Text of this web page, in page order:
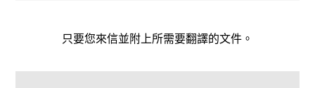
只要您來信並附上所需要翻譯的文件。